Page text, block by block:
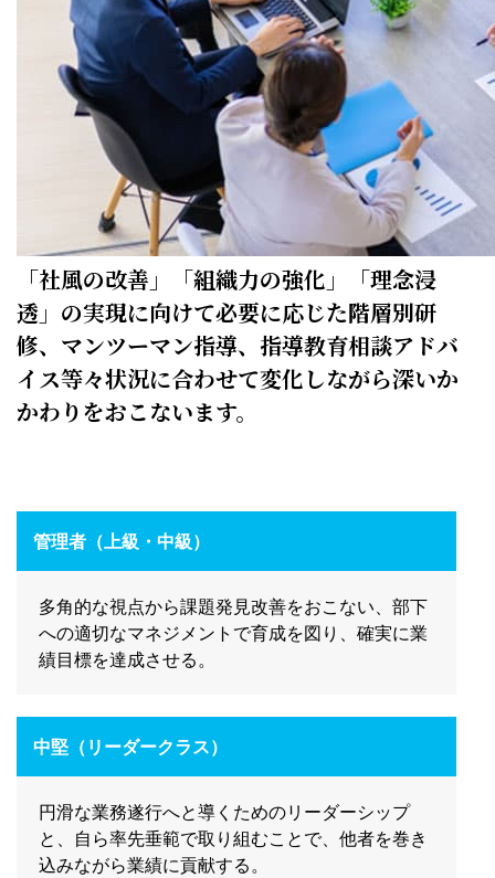
「社風の改善」「組織力の強化」「理念浸
透」の実現に向けて必要に応じた階層別研
修、マンツーマン指導、指導教育相談アドバ
イス等々状況に合わせて変化しながら深いか
かわりをおこないます。
管理者（上級・中級）
多角的な視点から課題発見改善をおこない、部下
への適切なマネジメントで育成を図り、確実に業
績目標を達成させる。
中堅（リーダークラス）
円滑な業務遂行へと導くためのリーダーシップ
と、自ら率先垂範で取り組むことで、他者を巻き
込みながら業績に貢献する。